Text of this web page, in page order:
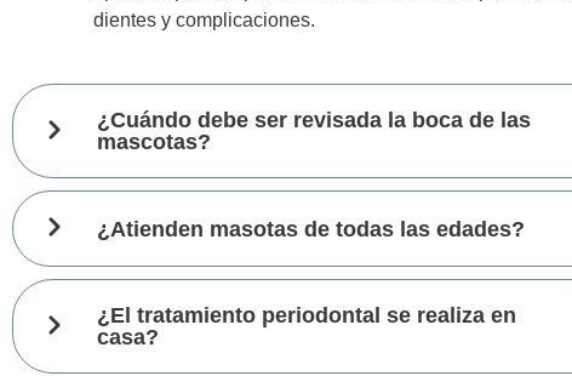
dientes y complicaciones.
¿Cuándo debe ser revisada la boca de las
mascotas?
¿Atienden masotas de todas las edades?
¿El tratamiento periodontal se realiza en
casa?